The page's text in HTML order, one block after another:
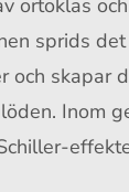
sprids
och skapar
Inom